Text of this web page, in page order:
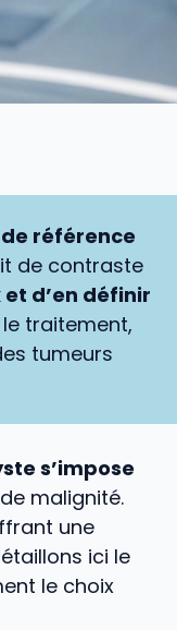
référence
de contraste
d’en définir
traitement,
tumeurs
s’impose
malignité.
une
ici le
le choix